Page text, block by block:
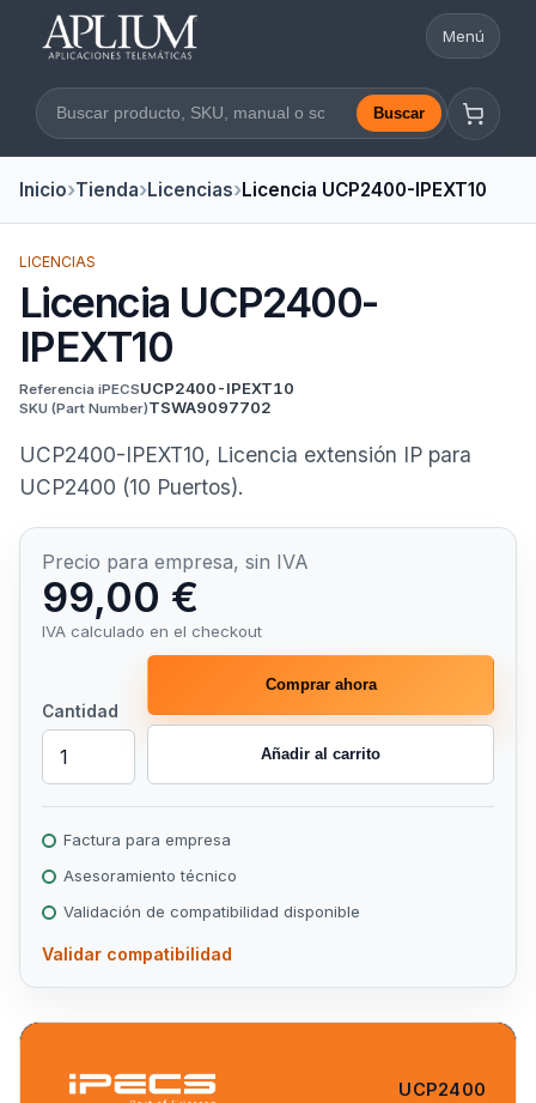
Abrir
Menú
Buscar en la web Buscar
Inicio Tienda Licencias Licencia UCP2400-IPEXT10
UCP2400
LICENCIAS
Licencia UCP2400-
IPEXT10
Referencia iPECSUCP2400-IPEXT10
SKU (Part Number)TSWA9097702
UCP2400-IPEXT10, Licencia extensión IP para
UCP2400 (10 Puertos).
Precio para empresa, sin IVA
99,00 €
IVA calculado en el checkout
Cantidad
Comprar ahora
Añadir al carrito
Factura para empresa
Asesoramiento técnico
Validación de compatibilidad disponible
Validar compatibilidad